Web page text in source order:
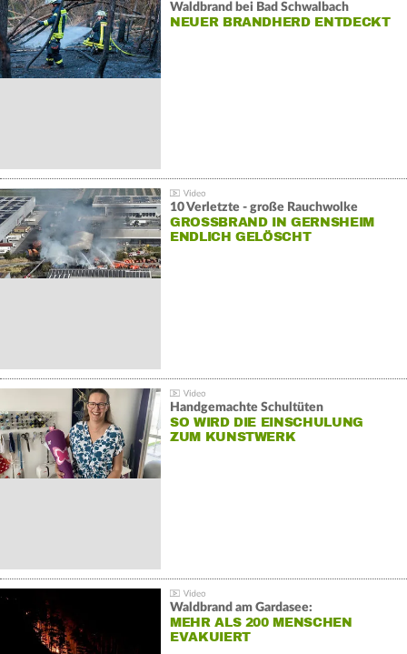
Waldbrand bei Bad Schwalbach
NEUER BRANDHERD ENTDECKT
10 Verletzte - große Rauchwolke
GROSSBRAND IN GERNSHEIM E
NDLICH GELÖSCHT
Handgemachte Schultüten
SO WIRD DIE EINSCHULUNG
ZUM KUNSTWERK
Waldbrand am Gardasee:
MEHR ALS 200 MENSCHEN
EVAKUIERT